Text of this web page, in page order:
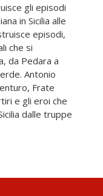
gli episodi
in Sicilia alle
episodi,
che si
da Pedara a
Antonio
Frate
e gli eroi che
dalle truppe